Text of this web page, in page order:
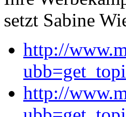
setzt Sabine
http://
http://